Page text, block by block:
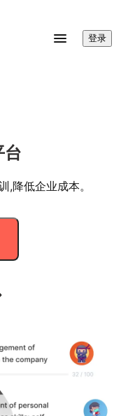
登录
台
,降低企业成本。